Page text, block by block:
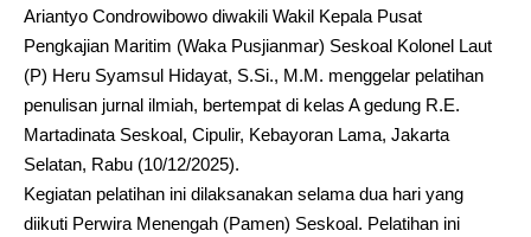
Ariantyo Condrowibowo diwakili Wakil Kepala Pusat
Pengkajian Maritim (Waka Pusjianmar) Seskoal Kolonel Laut
(P) Heru Syamsul Hidayat, S.Si., M.M. menggelar pelatihan
penulisan jurnal ilmiah, bertempat di kelas A gedung R.E.
Martadinata Seskoal, Cipulir, Kebayoran Lama, Jakarta
Selatan, Rabu (10/12/2025).
Kegiatan pelatihan ini dilaksanakan selama dua hari yang
diikuti Perwira Menengah (Pamen) Seskoal. Pelatihan ini